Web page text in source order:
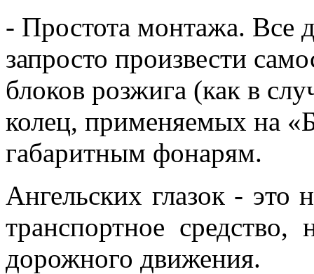
- Простота монтажа. Все
запросто произвести
блоков розжига (как в
колец, применяемых на
габаритным фонарям.
Ангельских глазок - это
транспортное
дорожного движения.